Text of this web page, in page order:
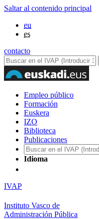
Saltar al contenido principal
eu
es
contacto
Empleo público
Formación
Euskera
IZO
Biblioteca
Publicaciones
Idioma
IVAP
Instituto Vasco de
Administración Pública